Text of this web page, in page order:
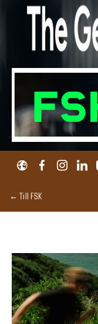
← Till FSK